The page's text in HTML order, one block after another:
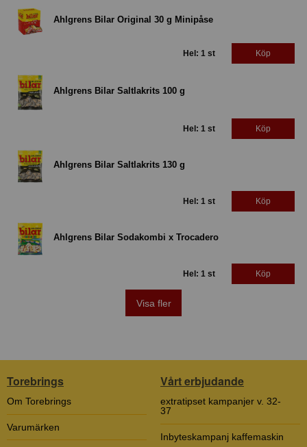
Ahlgrens Bilar Original 30 g Minipåse
Hel: 1 st Köp
Ahlgrens Bilar Saltlakrits 100 g
Hel: 1 st Köp
Ahlgrens Bilar Saltlakrits 130 g
Hel: 1 st Köp
Ahlgrens Bilar Sodakombi x Trocadero
Hel: 1 st Köp
Visa fler
Torebrings
Om Torebrings
Varumärken
Vårt erbjudande
extratipset kampanjer v. 32-
37
Inbyteskampanj kaffemaskin